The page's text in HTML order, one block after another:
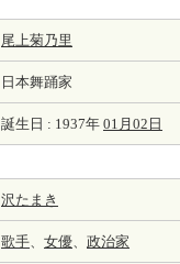
尾上菊乃里
日本舞踊家
誕生日 : 1937年 01月02日
沢たまき
歌手、 女優、 政治家